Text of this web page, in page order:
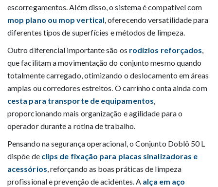
escorregamentos. Além disso, o sistema é compatível com
mop plano ou mop vertical, oferecendo versatilidade para
diferentes tipos de superfícies e métodos de limpeza.
Outro diferencial importante são os rodízios reforçados,
que facilitam a movimentação do conjunto mesmo quando
totalmente carregado, otimizando o deslocamento em áreas
amplas ou corredores estreitos. O carrinho conta ainda com
cesta para transporte de equipamentos,
proporcionando mais organização e agilidade para o
operador durante a rotina de trabalho.
Pensando na segurança operacional, o Conjunto Doblô 50 L
dispõe de clips de fixação para placas sinalizadoras e
acessórios, reforçando as boas práticas de limpeza
profissional e prevenção de acidentes. A alça em aço